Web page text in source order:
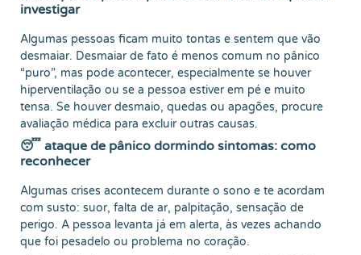
investigar
Algumas pessoas ficam muito tontas e sentem que vão
desmaiar. Desmaiar de fato é menos comum no pânico
“puro”, mas pode acontecer, especialmente se houver
hiperventilação ou se a pessoa estiver em pé e muito
tensa. Se houver desmaio, quedas ou apagões, procure
avaliação médica para excluir outras causas.
😴 ataque de pânico dormindo sintomas: como
reconhecer
Algumas crises acontecem durante o sono e te acordam
com susto: suor, falta de ar, palpitação, sensação de
perigo. A pessoa levanta já em alerta, às vezes achando
que foi pesadelo ou problema no coração.